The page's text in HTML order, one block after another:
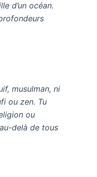
d’un océan.
musulman, ni
ou zen. Tu
ou
delà de tous